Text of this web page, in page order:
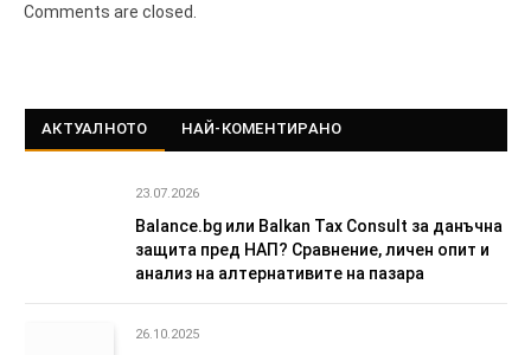
Comments are closed.
АКТУАЛНОТО НАЙ-КОМЕНТИРАНО
23.07.2026
Balance.bg или Balkan Tax Consult за данъчна
защита пред НАП? Сравнение, личен опит и
анализ на алтернативите на пазара
26.10.2025